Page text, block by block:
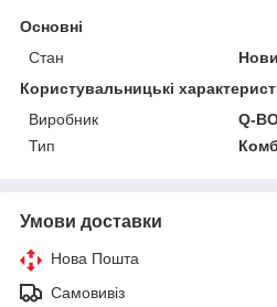
Основні
Стан
Користувальницькі
Виробник
Q-
Тип
Умови доставки
Нова Пошта
Самовивіз